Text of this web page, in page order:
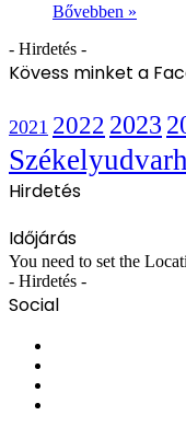
Bővebben »
- Hirdetés -
Kövess minket a
2021 2022 2023
Hirdetés
Időjárás
You need to set the
- Hirdetés -
Social